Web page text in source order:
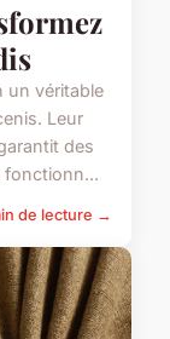
un véritable
Leur
des
fonctionn...
de lecture →